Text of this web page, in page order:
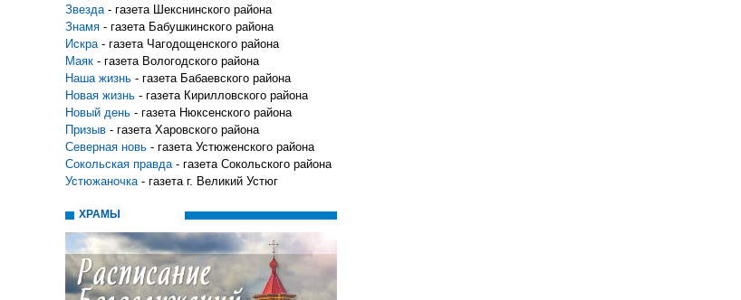
Звезда - газета Шекснинского района
Знамя - газета Бабушкинского района
Искра - газета Чагодощенского района
Маяк - газета Вологодского района
Наша жизнь - газета Бабаевского района
Новая жизнь - газета Кирилловского района
Новый день - газета Нюксенского района
Призыв - газета Харовского района
Северная новь - газета Устюженского района
Сокольская правда - газета Сокольского района
Устюжаночка - газета г. Великий Устюг
ХРАМЫ